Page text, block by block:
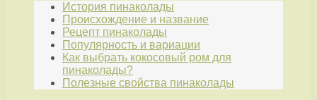
История пинаколады
Происхождение и название
Рецепт пинаколады
Популярность и вариации
Как выбрать кокосовый ром для
пинаколады?
Полезные свойства пинаколады